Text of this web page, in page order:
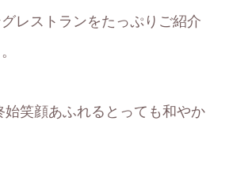
レストランをたっぷりご紹介
始笑顔あふれるとっても和やか